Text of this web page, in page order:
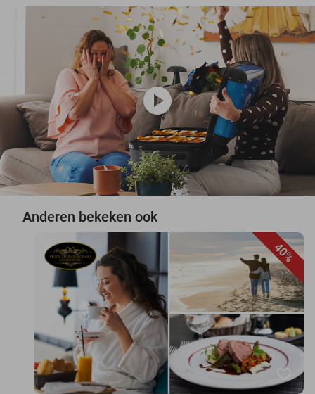
play_circle
Anderen bekeken ook
40%
favorite_border